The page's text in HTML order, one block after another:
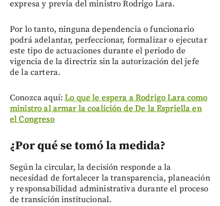
expresa y previa del ministro Rodrigo Lara.
Por lo tanto, ninguna dependencia o funcionario
podrá adelantar, perfeccionar, formalizar o ejecutar
este tipo de actuaciones durante el periodo de
vigencia de la directriz sin la autorización del jefe
de la cartera.
Conozca aquí:Lo que le espera a Rodrigo Lara como
ministro al armar la coalición de De la Espriella en
el Congreso
¿Por qué se tomó la medida?
Según la circular, la decisión responde a la
necesidad de fortalecer la transparencia, planeación
y responsabilidad administrativa durante el proceso
de transición institucional.